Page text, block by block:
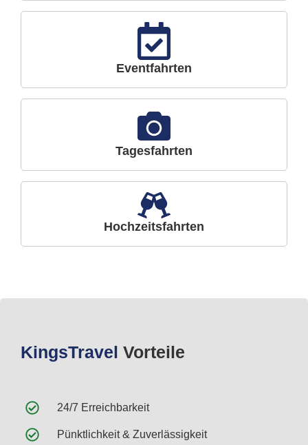
Eventfahrten
Tagesfahrten
Hochzeitsfahrten
KingsTravel Vorteile
24/7 Erreichbarkeit
Pünktlichkeit & Zuverlässigkeit